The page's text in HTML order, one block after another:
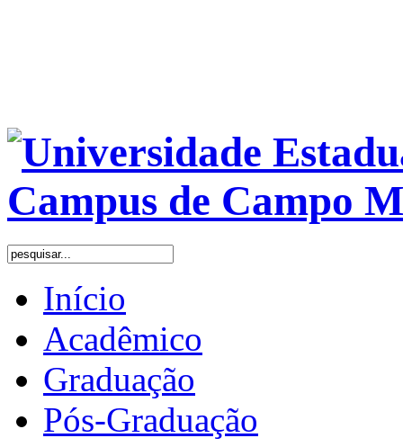
Início
Acadêmico
Graduação
Pós-Graduação